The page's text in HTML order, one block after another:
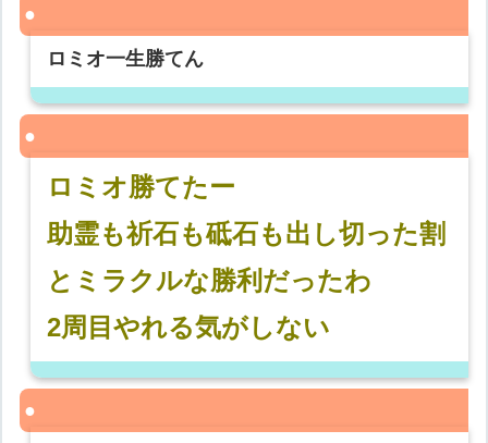
ロミオ一生勝てん
ロミオ勝てたー
助霊も祈石も砥石も出し切った割
とミラクルな勝利だったわ
2周目やれる気がしない